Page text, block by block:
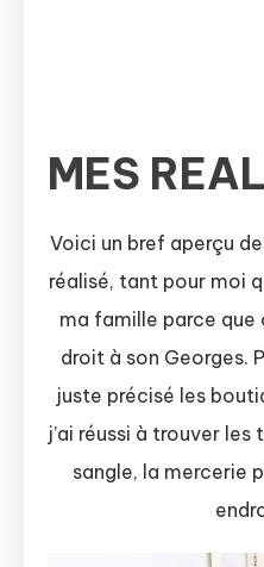
MES
Voici un bref aperçu
réalisé, tant pour moi
ma famille parce que
droit à son Georges.
juste précisé les
j’ai réussi à trouver
sangle, la mercerie